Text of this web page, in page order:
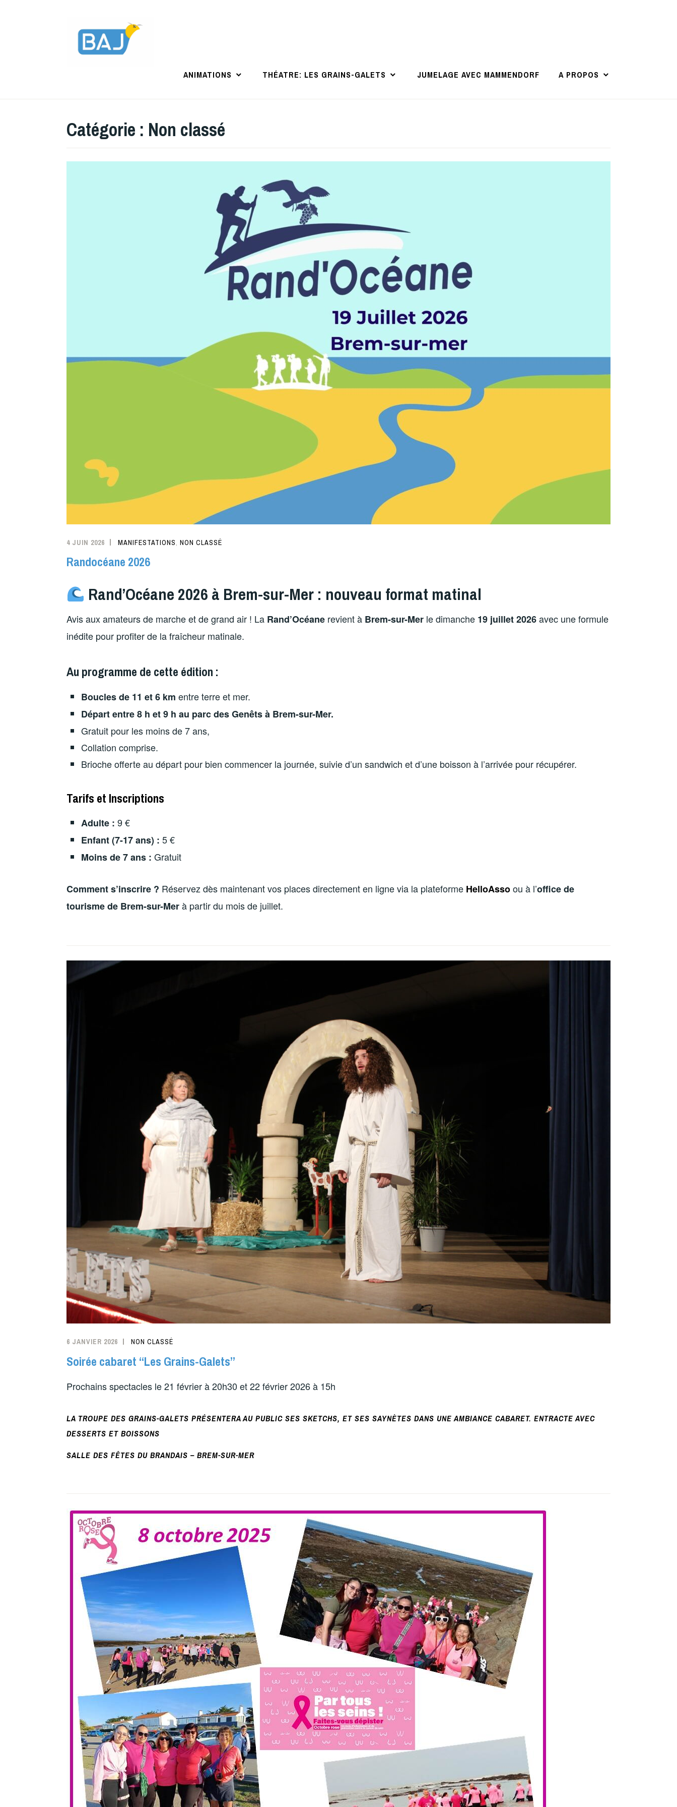
ANIMATIONS THÉATRE: LES GRAINS-GALETS JUMELAGE AVEC MAMMENDORF A PROPOS
Catégorie : Non classé
4 JUIN 2026 MANIFESTATIONS, NON CLASSÉ
Randocéane 2026
Rand’Océane 2026 à Brem-sur-Mer : nouveau format matinal
Avis aux amateurs de marche et de grand air ! La Rand’Océane revient à Brem-sur-Mer le dimanche 19 juillet 2026avec une formule
inédite pour profiter de la fraîcheur matinale.
Au programme de cette édition :
Boucles de 11 et 6 km entre terre et mer.
Départ entre 8 h et 9 h au parc des Genêts à Brem-sur-Mer.
Gratuit pour les moins de 7 ans,
Collation comprise.
Brioche offerte au départ pour bien commencer la journée, suivie d’un sandwich et d’une boisson à l’arrivée pour récupérer.
Tarifs et Inscriptions
Adulte : 9 €
Enfant (7-17 ans) : 5 €
Moins de 7 ans : Gratuit
Comment s’inscrire ? Réservez dès maintenant vos places directement en ligne via la plateforme HelloAssoou à l’office de
tourisme de Brem-sur-Merà partir du mois de juillet.
6 JANVIER 2026 NON CLASSÉ
Soirée cabaret “Les Grains-Galets”
Prochains spectacles le 21 février à 20h30 et 22 février 2026 à 15h
LA TROUPE DES GRAINS-GALETS PRÉSENTERA AU PUBLIC SES SKETCHS, ET SES SAYNÈTES DANS UNE AMBIANCE CABARET. ENTRACTE AVEC
DESSERTS ET BOISSONS
SALLE DES FÊTES DU BRANDAIS – BREM-SUR-MER